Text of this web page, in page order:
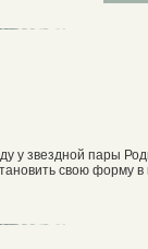
у звездной пары
свою форму в